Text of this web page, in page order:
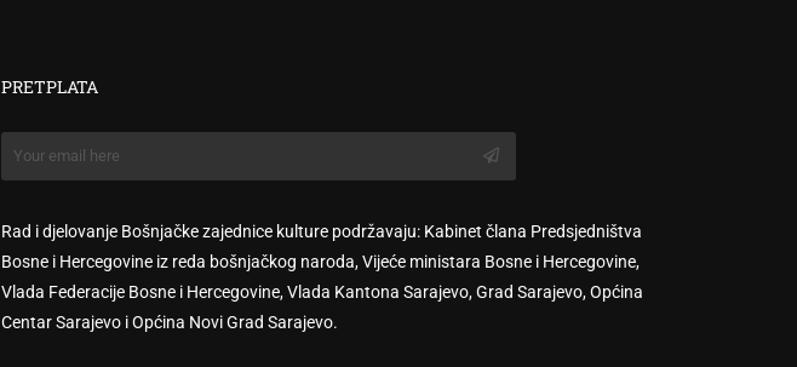
PRETPLATA
Rad i djelovanje Bošnjačke zajednice kulture podržavaju: Kabinet člana Predsjedništva
Bosne i Hercegovine iz reda bošnjačkog naroda, Vijeće ministara Bosne i Hercegovine,
Vlada Federacije Bosne i Hercegovine, Vlada Kantona Sarajevo, Grad Sarajevo, Općina
Centar Sarajevo i Općina Novi Grad Sarajevo.